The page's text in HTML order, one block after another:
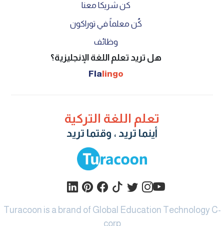
كن شريكا معنا
كُن معلماً في توراكون
وظائف
هل تريد تعلم اللغة الإنجليزية؟
Flalingo
تعلم اللغة التركية
أينما تريد ، وقتما تريد
Turacoon is a brand of Global Education Technology C-
corp